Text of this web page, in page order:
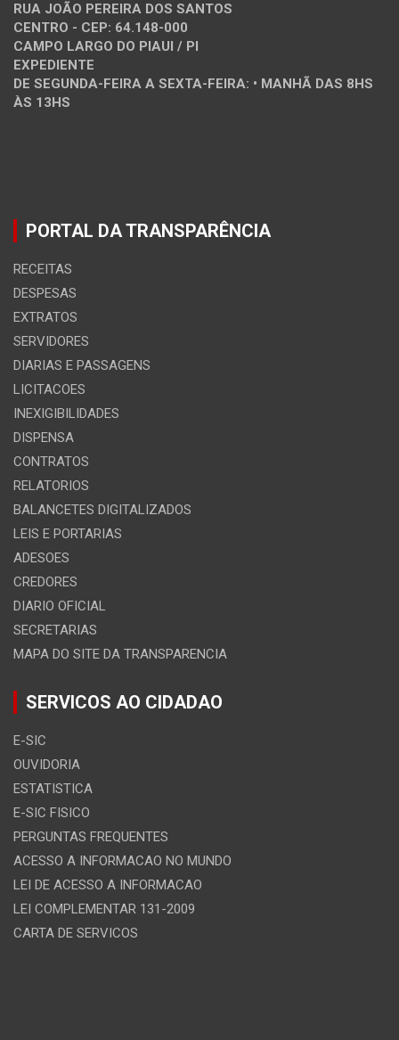
RUA JOÃO PEREIRA DOS SANTOS
CENTRO - CEP: 64.148-000
CAMPO LARGO DO PIAUI / PI
EXPEDIENTE
DE SEGUNDA-FEIRA A SEXTA-FEIRA: • MANHÃ DAS 8HS
ÀS 13HS
PORTAL DA TRANSPARÊNCIA
RECEITAS
DESPESAS
EXTRATOS
SERVIDORES
DIARIAS E PASSAGENS
LICITACOES
INEXIGIBILIDADES
DISPENSA
CONTRATOS
RELATORIOS
BALANCETES DIGITALIZADOS
LEIS E PORTARIAS
ADESOES
CREDORES
DIARIO OFICIAL
SECRETARIAS
MAPA DO SITE DA TRANSPARENCIA
SERVICOS AO CIDADAO
E-SIC
OUVIDORIA
ESTATISTICA
E-SIC FISICO
PERGUNTAS FREQUENTES
ACESSO A INFORMACAO NO MUNDO
LEI DE ACESSO A INFORMACAO
LEI COMPLEMENTAR 131-2009
CARTA DE SERVICOS